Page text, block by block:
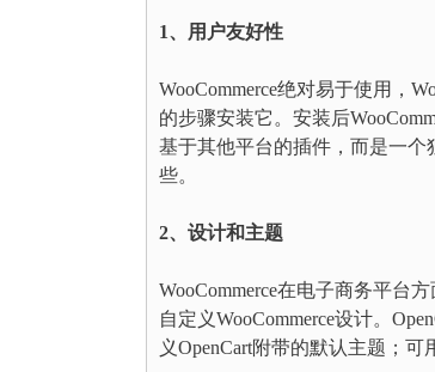
1、用户友好性
WooCommerce绝对易于使用，
的步骤安装它。安装后
基于其他平台的插件，而是一个
些。
2、设计和主题
WooCommerce在电子商务平台
自定义WooCommerce设计。
义OpenCart附带的默认主题；